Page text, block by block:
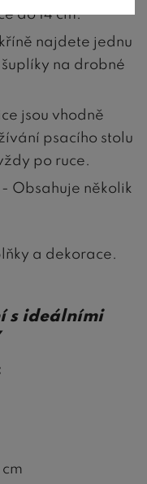
do 14 cm.
najdete jednu
na drobné
jsou vhodně
psacího stolu
po ruce.
- Obsahuje několik
a dekorace.
s ideálními